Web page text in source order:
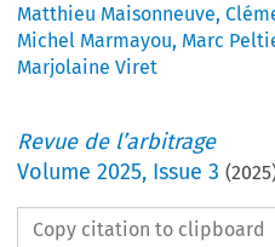
Matthieu Maisonneuve,
Michel Marmayou, Marc
Marjolaine Viret
Revue de l’arbitrage
Volume2025, Issue 3 (2025
Copy citation to clipboard